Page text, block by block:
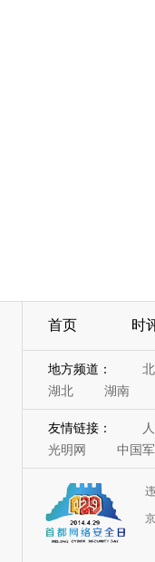
首页 时
地方频道：
湖北
湖南
友情链接：
光明网
中国